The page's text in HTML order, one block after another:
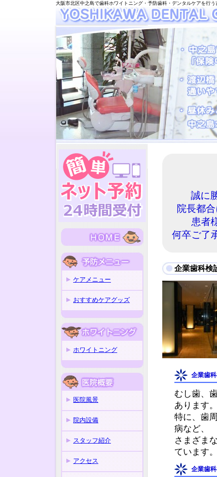
大阪市北区中之島で歯科ホワイトニング・予防歯科・デンタルケアを行
ケアメニュー
おすすめケアグッズ
ホワイトニング
医院風景
院内設備
スタッフ紹介
アクセス
誠に
院長都
患者
何卒ご了
企業歯科検
企業歯
むし歯、
あります
特に、歯
病など、
さまざま
ています
企業歯